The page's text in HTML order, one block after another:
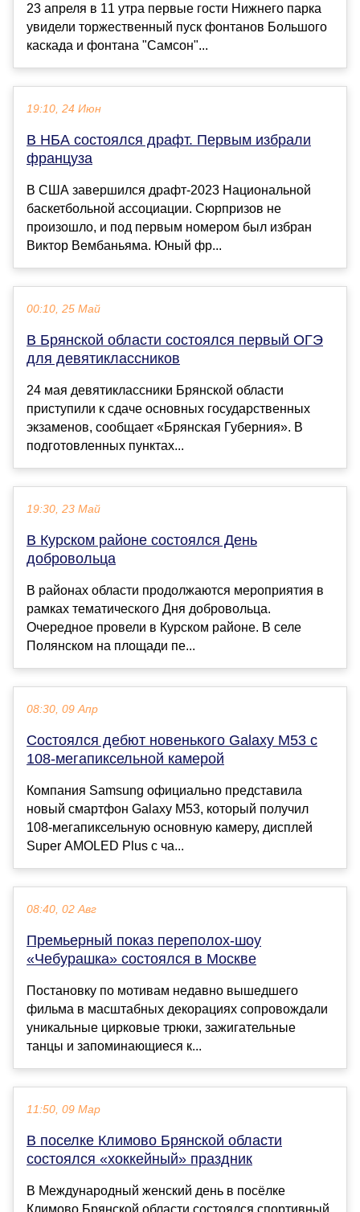
23 апреля в 11 утра первые гости Нижнего парка
увидели торжественный пуск фонтанов Большого
каскада и фонтана "Самсон"...
19:10, 24 Июн
В НБА состоялся драфт. Первым избрали
француза
В США завершился драфт-2023 Национальной
баскетбольной ассоциации. Сюрпризов не
произошло, и под первым номером был избран
Виктор Вембаньяма. Юный фр...
00:10, 25 Май
В Брянской области состоялся первый ОГЭ
для девятиклассников
24 мая девятиклассники Брянской области
приступили к сдаче основных государственных
экзаменов, сообщает «Брянская Губерния». В
подготовленных пунктах...
19:30, 23 Май
В Курском районе состоялся День
добровольца
В районах области продолжаются мероприятия в
рамках тематического Дня добровольца.
Очередное провели в Курском районе. В селе
Полянском на площади пе...
08:30, 09 Апр
Состоялся дебют новенького Galaxy M53 с
108-мегапиксельной камерой
Компания Samsung официально представила
новый смартфон Galaxy M53, который получил
108-мегапиксельную основную камеру, дисплей
Super AMOLED Plus с ча...
08:40, 02 Авг
Премьерный показ переполох-шоу
«Чебурашка» состоялся в Москве
Постановку по мотивам недавно вышедшего
фильма в масштабных декорациях сопровождали
уникальные цирковые трюки, зажигательные
танцы и запоминающиеся к...
11:50, 09 Мар
В поселке Климово Брянской области
состоялся «хоккейный» праздник
В Международный женский день в посёлке
Климово Брянской области состоялся спортивный